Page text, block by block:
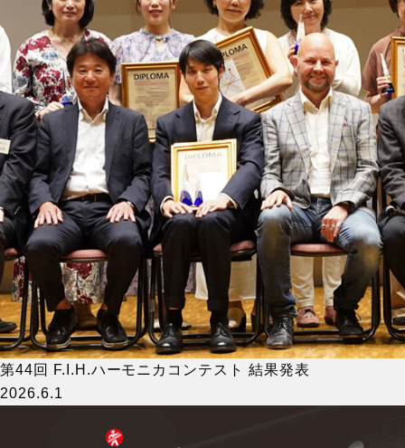
第44回 F.I.H.ハーモニカコンテスト 結果発表
2026.6.1